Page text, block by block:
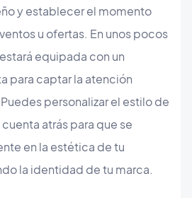
y establecer el momento
u ofertas. En unos pocos
equipada con un
para captar la atención
personalizar el estilo de
atrás para que se
en la estética de tu
la identidad de tu marca.